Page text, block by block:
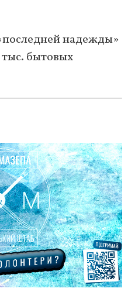
надежды»
тыс. бытовых